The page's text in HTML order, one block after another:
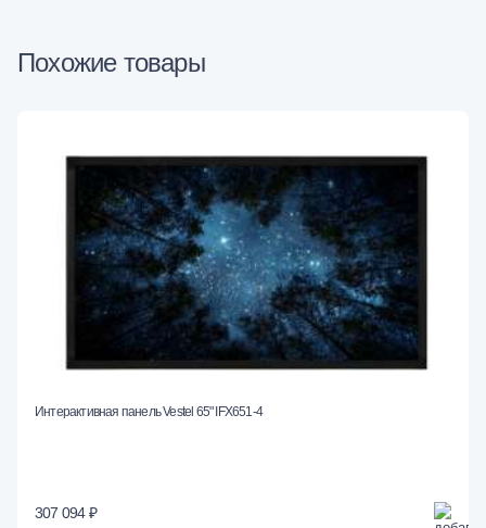
Похожие товары
Интерактивная панель Vestel 65" IFX651-4
307 094 ₽